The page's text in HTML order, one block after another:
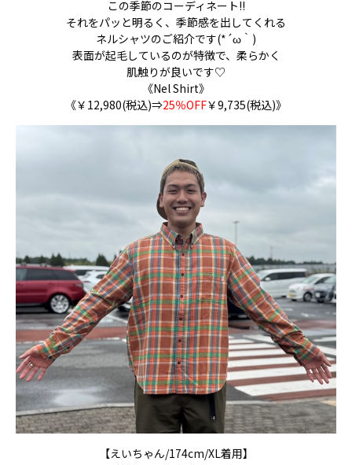
この季節のコーディネート!!
それをパッと明るく、季節感を出してくれる
ネルシャツのご紹介です(*´ω｀)
表面が起毛しているのが特徴で、柔らかく
肌触りが良いです♡
《Nel Shirt》
《￥12,980(税込)⇒25％OFF￥9,735(税込)》
【えいちゃん/174cm/XL着用】